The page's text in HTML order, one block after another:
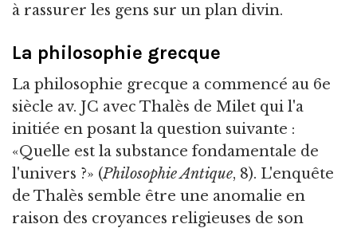
à rassurer les gens sur un plan divin.
La philosophie grecque
La philosophie grecque a commencé au 6e
siècle av. JC avec Thalès de Milet qui l'a
initiée en posant la question suivante :
«Quelle est la substance fondamentale de
l'univers ?» (Philosophie Antique, 8). L'enquête
de Thalès semble être une anomalie en
raison des croyances religieuses de son